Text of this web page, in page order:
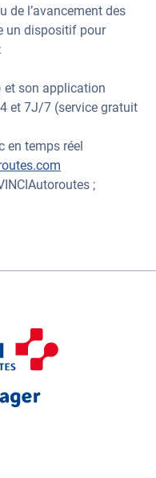
de l’avancement des
un dispositif pour
et son application
et 7J/7 (service gratuit
en temps réel
;